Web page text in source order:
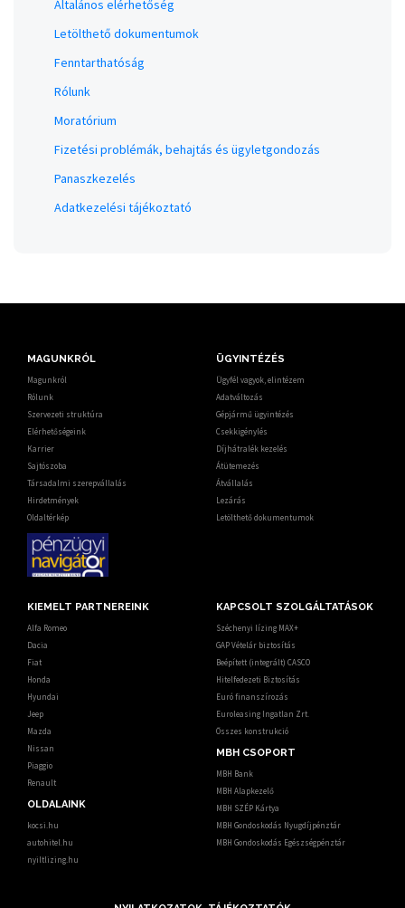
Általános elérhetőség
Letölthető dokumentumok
Fenntarthatóság
Rólunk
Moratórium
Fizetési problémák, behajtás és ügyletgondozás
Panaszkezelés
Adatkezelési tájékoztató
MAGUNKRÓL
Magunkról
Rólunk
Szervezeti struktúra
Elérhetőségeink
Karrier
Sajtószoba
Társadalmi szerepvállalás
Hirdetmények
Oldaltérkép
ÜGYINTÉZÉS
Ügyfél vagyok, elintézem
Adatváltozás
Gépjármű ügyintézés
Csekkigénylés
Díjhátralék kezelés
Átütemezés
Átvállalás
Lezárás
Letölthető dokumentumok
KIEMELT PARTNEREINK
Alfa Romeo
Dacia
Fiat
Honda
Hyundai
Jeep
Mazda
Nissan
Piaggio
Renault
OLDALAINK
kocsi.hu
autohitel.hu
nyiltlizing.hu
KAPCSOLT SZOLGÁLTATÁSOK
Széchenyi lízing MAX+
GAP Vételár biztosítás
Beépített (integrált) CASCO
Hitelfedezeti Biztosítás
Euró finanszírozás
Euroleasing Ingatlan Zrt.
Összes konstrukció
MBH CSOPORT
MBH Bank
MBH Alapkezelő
MBH SZÉP Kártya
MBH Gondoskodás Nyugdíjpénztár
MBH Gondoskodás Egészségpénztár